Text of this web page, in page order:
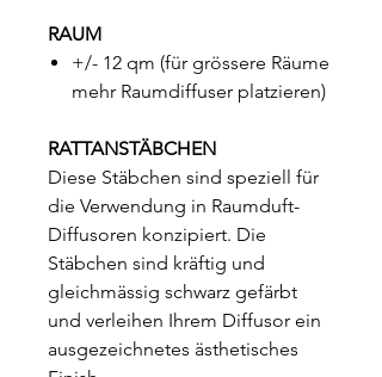
RAUM
+/- 12 qm (für grössere Räume
mehr Raumdiffuser platzieren)
RATTANSTÄBCHEN
Diese Stäbchen sind speziell für
die Verwendung in Raumduft-
Diffusoren konzipiert. Die
Stäbchen sind kräftig und
gleichmässig schwarz gefärbt
und verleihen Ihrem Diffusor ein
ausgezeichnetes ästhetisches